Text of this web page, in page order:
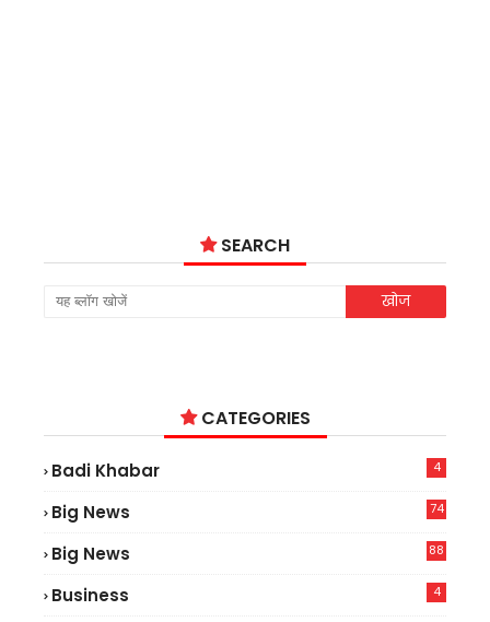
SEARCH
CATEGORIES
Badi Khabar 4
Big News
74
Big News
88
Business 4